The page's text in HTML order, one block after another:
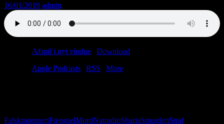
16/01/2019 admin
Afspil i nyt vindue Download
Apple Podcasts RSS
More
FalskmøntneriFængselMordNatradioShariaSmugleriStraf